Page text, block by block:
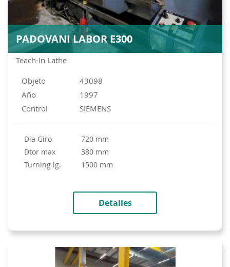
Teach-In Lathe
PADOVANI LABOR E300
Objeto
43098
Año
1997
Control
SIEMENS
Dia Giro
720 mm
Dtor max
380 mm
turning lg.
1500 mm
Detalles